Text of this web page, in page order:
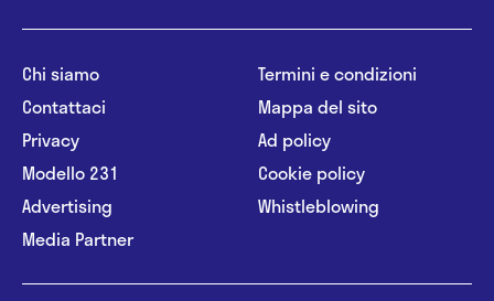
Chi siamo
Contattaci
Privacy
Modello 231
Advertising
Media Partner
Termini e condizioni
Mappa del sito
Ad policy
Cookie policy
Whistleblowing